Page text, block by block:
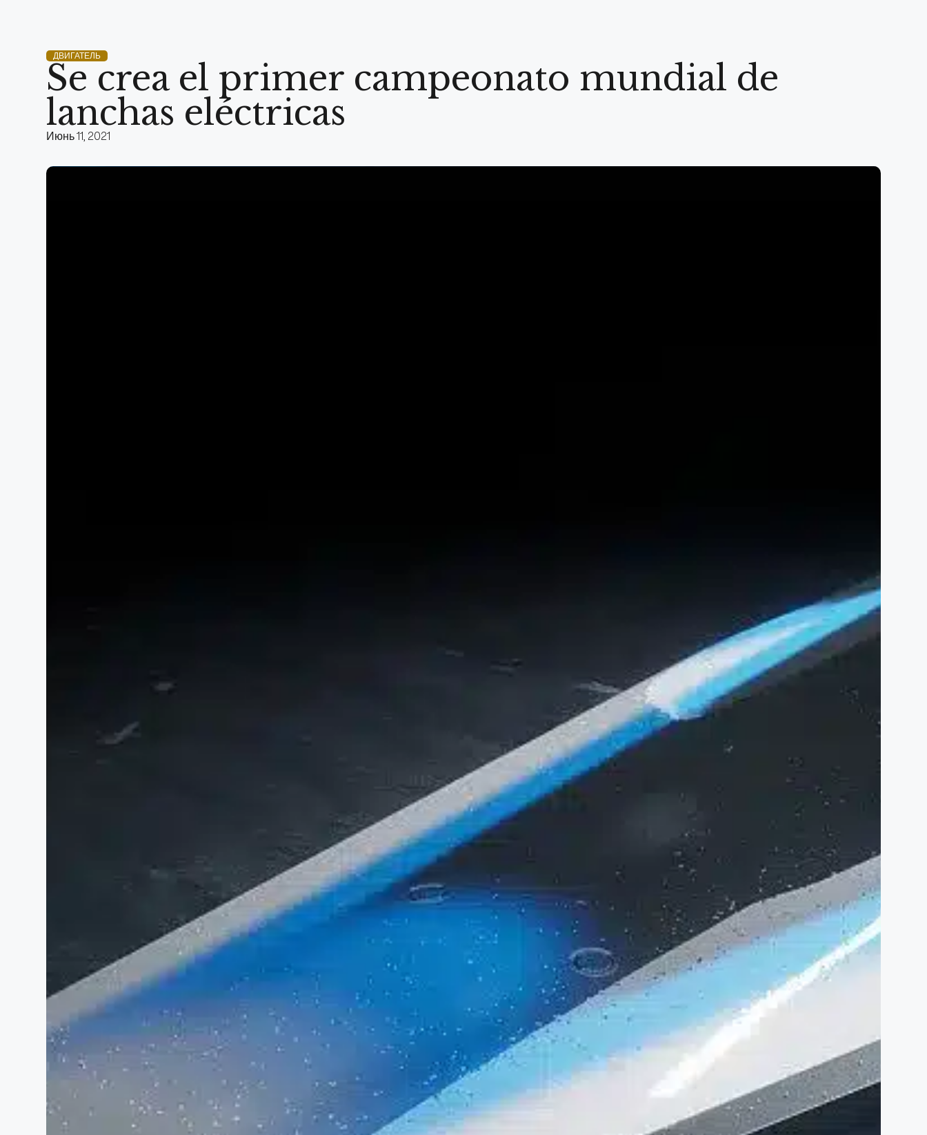
ДВИГАТЕЛЬ
Se crea el primer campeonato mundial de
lanchas eléctricas
Июнь 11, 2021